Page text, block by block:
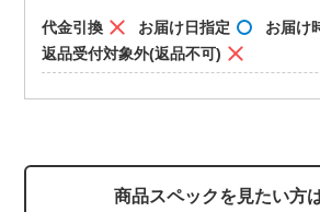
代金引換 お届け日指定
お届け
返品受付対象外(返品不可)
商品スペックを見たい方